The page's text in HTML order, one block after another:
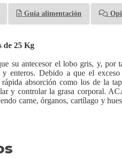
Guía alimentación
de 25 Kg
su antecesor el lobo gris, y, por
enteros. Debido a que el
absorción como los de la
y controlar la grasa corporal.
carne, órganos, cartílago y